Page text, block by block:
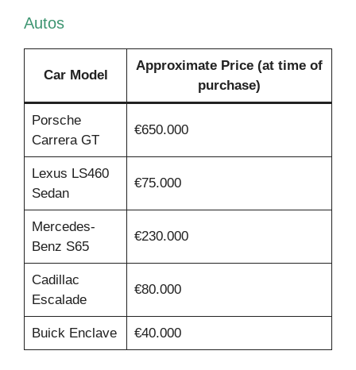
Autos
Car Model
Approximate Price (at time of
purchase)
Porsche
Carrera GT
€650.000
Lexus LS460
Sedan
€75.000
Mercedes-
Benz S65
€230.000
Cadillac
Escalade
€80.000
Buick Enclave €40.000